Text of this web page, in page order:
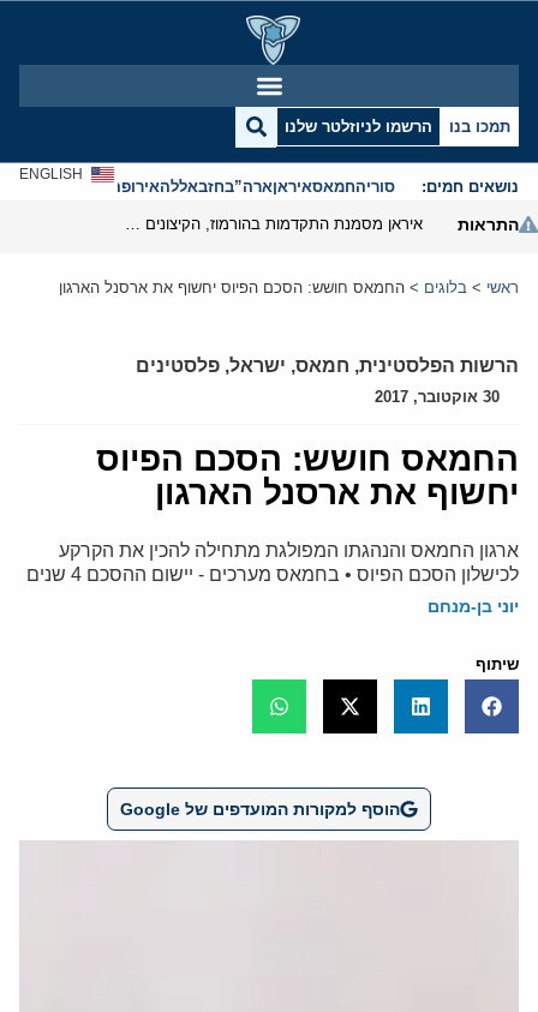
תמכו בנו הרשמו לניוזלטר שלנו
נושאים חמים: סוריהחמאסאיראןארה”בחזבאללהאירופהאנטישמיות
ENGLISH
התראות
ראשי > בלוגים > החמאס חושש: הסכם הפיוס יחשוף את ארסנל הארגון
הרשות הפלסטינית, חמאס, ישראל, פלסטינים
30 אוקטובר, 2017
החמאס חושש: הסכם הפיוס
יחשוף את ארסנל הארגון
ארגון החמאס והנהגתו המפולגת מתחילה להכין את הקרקע
לכישלון הסכם הפיוס • בחמאס מערכים - יישום ההסכם 4 שנים
יוני בן-מנחם
שיתוף
הוסף למקורות המועדפים של Google